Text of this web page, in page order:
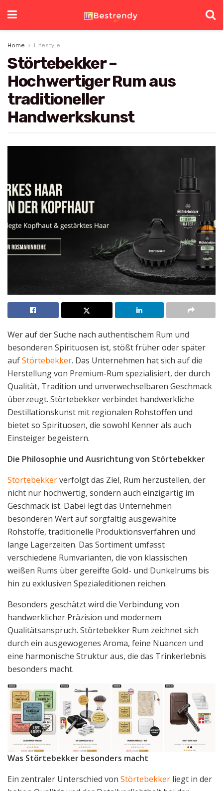
Home Lifestyle
Störtebekker –
Hochwertiger Rum aus
traditioneller
Handwerkskunst
Wer auf der Suche nach authentischem Rum und
besonderen Spirituosen ist, stößt früher oder später
aufStörtebekker. Das Unternehmen hat sich auf die
Herstellung von Premium-Rum spezialisiert, der durch
Qualität, Tradition und unverwechselbaren Geschmack
überzeugt. Störtebekker verbindet handwerkliche
Destillationskunst mit regionalen Rohstoffen und
bietet so Spirituosen, die sowohl Kenner als auch
Einsteiger begeistern.
Die Philosophie und Ausrichtung von Störtebekker
Störtebekkerverfolgt das Ziel, Rum herzustellen, der
nicht nur hochwertig, sondern auch einzigartig im
Geschmack ist. Dabei legt das Unternehmen
besonderen Wert auf sorgfältig ausgewählte
Rohstoffe, traditionelle Produktionsverfahren und
lange Lagerzeiten. Das Sortiment umfasst
verschiedene Rumvarianten, die von klassischen
weißen Rums über gereifte Gold- und Dunkelrums bis
hin zu exklusiven Spezialeditionen reichen.
Besonders geschätzt wird die Verbindung von
handwerklicher Präzision und modernem
Qualitätsanspruch. Störtebekker Rum zeichnet sich
durch ein ausgewogenes Aroma, feine Nuancen und
eine harmonische Struktur aus, die das Trinkerlebnis
besonders macht.
Was Störtebekker besonders macht
Ein zentraler Unterschied von Störtebekker liegt in der